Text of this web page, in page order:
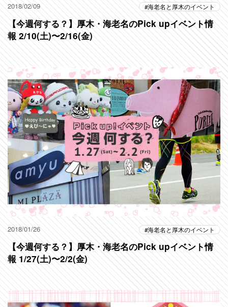
2018/02/09 海老名と厚木のイベント
【今週何する？】厚木・海老名のPick upイベント情
報 2/10(土)〜2/16(金)
2018/01/26 海老名と厚木のイベント
【今週何する？】厚木・海老名のPick upイベント情
報 1/27(土)〜2/2(金)